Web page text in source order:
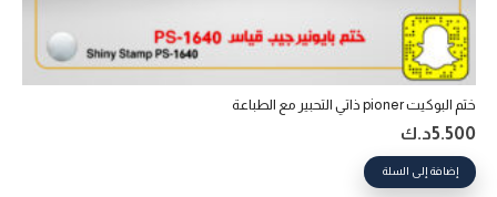
ختم البوكيت pioner ذاتي التحبير‎ مع الطباعة
5.500د.ك
إضافة إلى السلة